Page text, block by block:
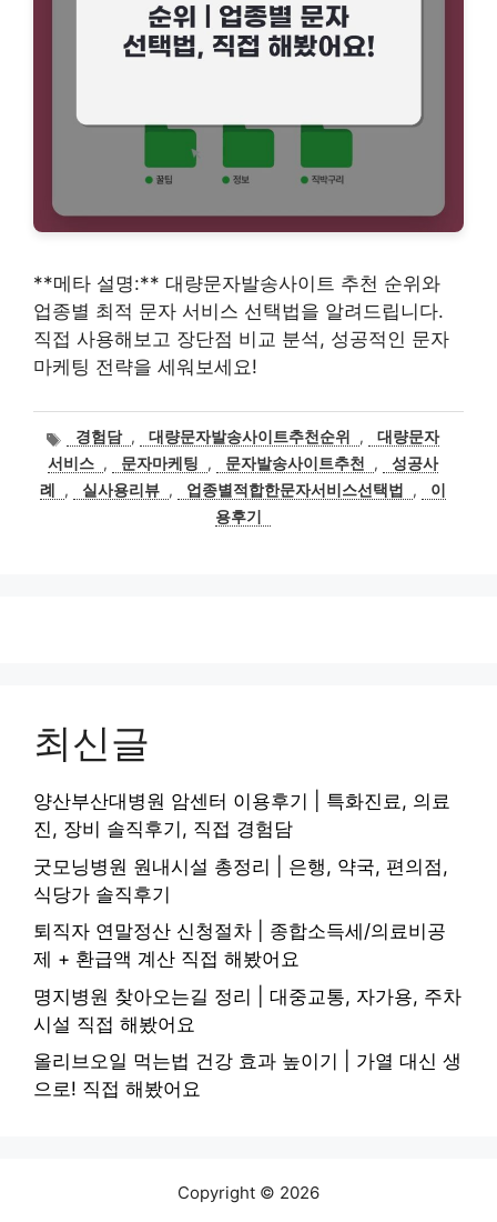
**메타 설명:** 대량문자발송사이트 추천 순위와
업종별 최적 문자 서비스 선택법을 알려드립니다.
직접 사용해보고 장단점 비교 분석, 성공적인 문자
마케팅 전략을 세워보세요!
태
그
경험담 , 대량문자발송사이트추천순위 ,
대량문자
서비스 , 문자마케팅 , 문자발송사이트추천 ,
성공사
례
, 실사용리뷰 , 업종별적합한문자서비스선택법 ,
이
용후기
최신글
양산부산대병원 암센터 이용후기 | 특화진료, 의료
진, 장비 솔직후기, 직접 경험담
굿모닝병원 원내시설 총정리 | 은행, 약국, 편의점,
식당가 솔직후기
퇴직자 연말정산 신청절차 | 종합소득세/의료비공
제 + 환급액 계산 직접 해봤어요
명지병원 찾아오는길 정리 | 대중교통, 자가용, 주차
시설 직접 해봤어요
올리브오일 먹는법 건강 효과 높이기 | 가열 대신 생
으로! 직접 해봤어요
Copyright © 2026